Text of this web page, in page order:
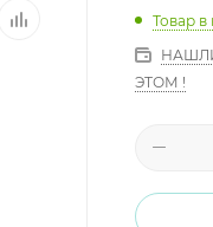
Товар в
ЭТОМ !